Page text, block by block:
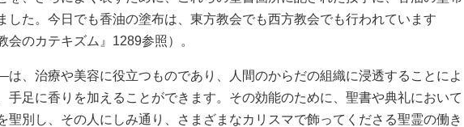
した。今日でも香油の塗布は、東方教会でも西方教会でも行われています
会のカテキズム』1289参照）。
治療や美容に役立つものであり、人間のからだの組織に浸透することによ
手足に香りを加えることができます。その効能のために、聖書や典礼において
聖別し、その人にしみ通り、さまざまなカリスマで飾ってくださる聖霊の働き